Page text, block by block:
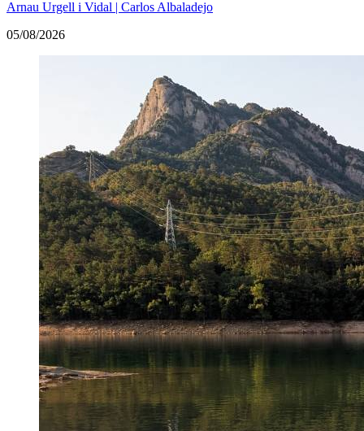
Arnau Urgell i Vidal | Carlos Albaladejo
05/08/2026